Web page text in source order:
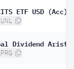
ETF USD (Acc)